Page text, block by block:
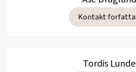
(Aschehoug, Noveller,
(Aschehoug, Lyrikk,
Kontakt
Tordis Lunde